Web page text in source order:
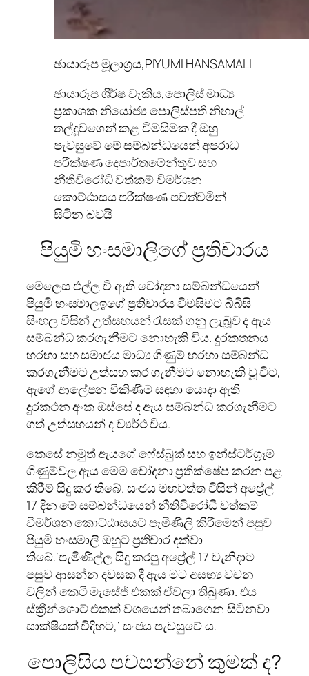
ඡායාරූප මූලාශ්‍රය,PIYUMI HANSAMALI
ඡායාරූප ශීර්ෂ වැකිය,පොලිස් මාධ්‍ය
ප්‍රකාශක නියෝජ්‍ය පොලිස්පති නිහාල්
තල්දූවගෙන් කළ විමසීමක දී ඔහු
පැවසුවේ මේ සම්බන්ධයෙන් අපරාධ
පරීක්ෂණ දෙපාර්තමේන්තුව සහ
නීතිවිරෝධී වත්කම් විමර්ශන
කොට්ඨාසය පරීක්ෂණ පවත්වමින්
සිටින බවයි
පියුමි හංසමාලිගේ ප්‍රතිචාරය
මෙලෙස එල්ල වී ඇති චෝදනා සම්බන්ධයෙන්
පියුමි හංසමාලඉගේ ප්‍රතිචාරය විමසීමට බීබීසී
සිංහල විසින් උත්සහයන් රැසක් ගනු ලැබූව ද ඇය
සම්බන්ධ කරගැනීමට නොහැකි විය. දුරකතනය
හරහා සහ සමාජය මාධ්‍ය ගිණුම් හරහා සම්බන්ධ
කරගැනීමට උත්සහ කර ගැනීමට නොහැකි වූ විට,
ඇගේ ආලේපන විකිණීම සඳහා යොදා ඇති
දුරකථන අංක ඔස්සේ ද ඇය සම්බන්ධ කරගැනීමට
ගත් උත්සහයන් ද ව්‍යර්ථ විය.
කෙසේ නමුත් ඇයගේ ෆේස්බුක් සහ ඉන්ස්ටර්ග්‍රෑම්
ගිණුම්වල ඇය මෙම චෝදනා ප්‍රතික්ෂේප කරන පළ
කිරීම් සිදු කර තිබේ. සංජය මහවත්ත විසින් අප්‍රේල්
17 දින මේ සම්බන්ධයෙන් නීතිවිරෝධී වත්කම්
විමර්ශන කොට්ඨාසයට පැමිණිලි කිරීමෙන් පසුව
පියුමි හංසමාලි ඔහුට ප්‍රතිචාර දක්වා
තිබේ.‘පැමිණිල්ල සිදු කරපු අප්‍රේල් 17 වැනිදාට
පසුව ආසන්න දවසක දී ඇය මට අසභ්‍ය වචන
වලින් කෙටි මැසේජ් එකක් ඒවලා තිබුණා. එය
ස්ක්‍රීන්ශොට් එකක් වශයෙන් තබාගෙන සිටිනවා
සාක්ෂියක් විදිහට,’ සංජය පැවසුවේ ය.
පොලිසිය පවසන්නේ කුමක් ද?